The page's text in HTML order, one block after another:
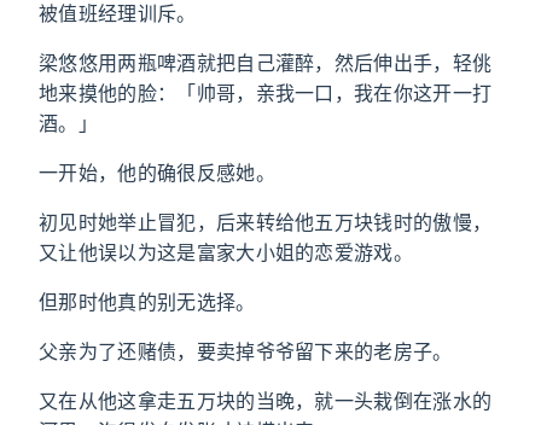
被值班经理训斥。
梁悠悠用两瓶啤酒就把自己灌醉，然后伸出手，轻佻
地来摸他的脸：「帅哥，亲我一口，我在你这开一打
酒。」
一开始，他的确很反感她。
初见时她举止冒犯，后来转给他五万块钱时的傲慢，
又让他误以为这是富家大小姐的恋爱游戏。
但那时他真的别无选择。
父亲为了还赌债，要卖掉爷爷留下来的老房子。
又在从他这拿走五万块的当晚，就一头栽倒在涨水的